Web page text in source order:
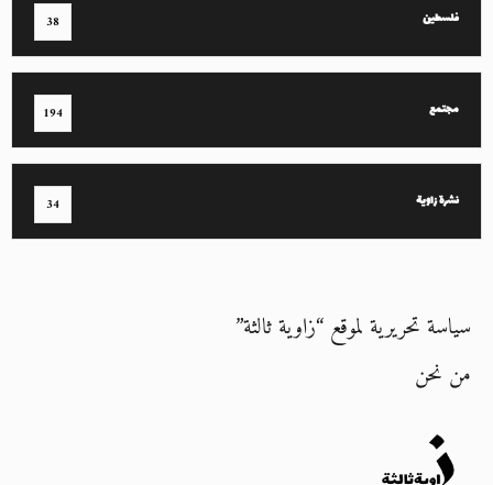
فلسطين 38
مجتمع 194
نشرة زاوية 34
سياسة تحريرية لموقع “زاوية ثالثة”
من نحن